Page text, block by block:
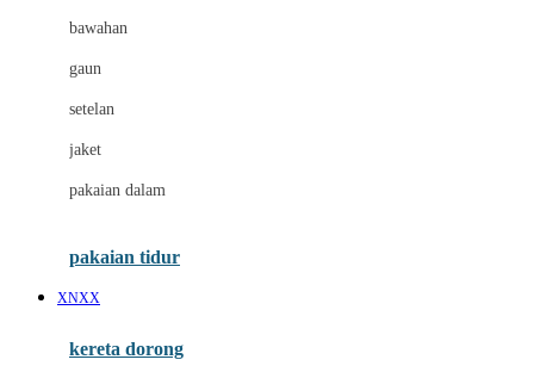
Drew
E
bawahan
gaun
setelan
jaket
pakaian dalam
pakaian tidur
XNXX
kereta dorong